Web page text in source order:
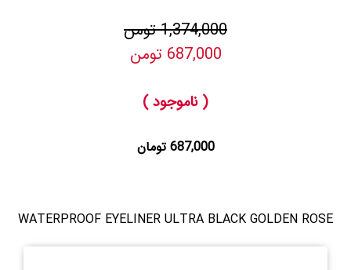
1,374,000 تومن
687,000 تومن
( ناموجود )
687,000 تومان
WATERPROOF EYELINER ULTRA BLACK GOLDEN ROSE